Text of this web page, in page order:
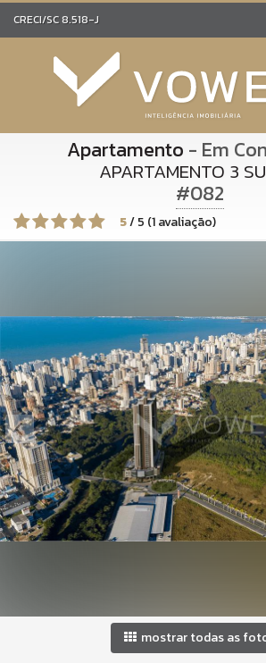
CRECI/SC 8.518-J
Apartamento - Em
APARTAMENTO 3
#082
5/5 (1avaliação)
mostrar todas as